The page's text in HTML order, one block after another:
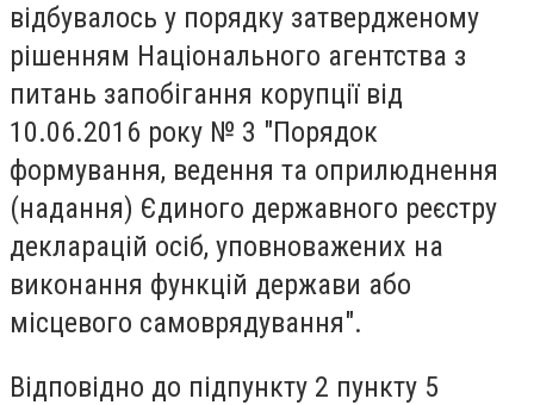
відбувалось у порядку затвердженому
рішенням Національного агентства з
питань запобігання корупції від
10.06.2016 року № 3 "Порядок
формування, ведення та оприлюднення
(надання) Єдиного державного реєстру
декларацій осіб, уповноважених на
виконання функцій держави або
місцевого самоврядування".
Відповідно до підпункту 2 пункту 5